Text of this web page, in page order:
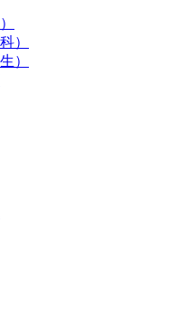
）
）